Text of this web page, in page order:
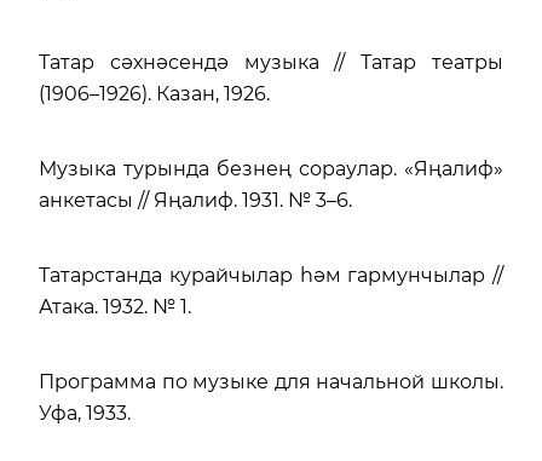
Татар сәхнәсендә музыка // Татар театры
(1906–1926). Казан, 1926.
Музыка турында безнең сораулар. «Яңалиф»
анкетасы // Яңалиф. 1931. № 3–6.
Татарстанда курайчылар һәм гармунчылар //
Атака. 1932. № 1.
Программа по музыке для начальной школы.
Уфа, 1933.